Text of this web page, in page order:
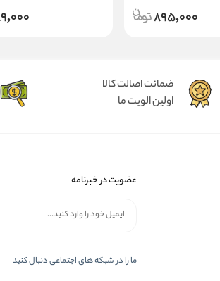
895,000
ضمانت اصالت کالا
اولین الویت ما
عضویت در خبرنامه
ما را در شبكه های اجتماعی دنبال کنید